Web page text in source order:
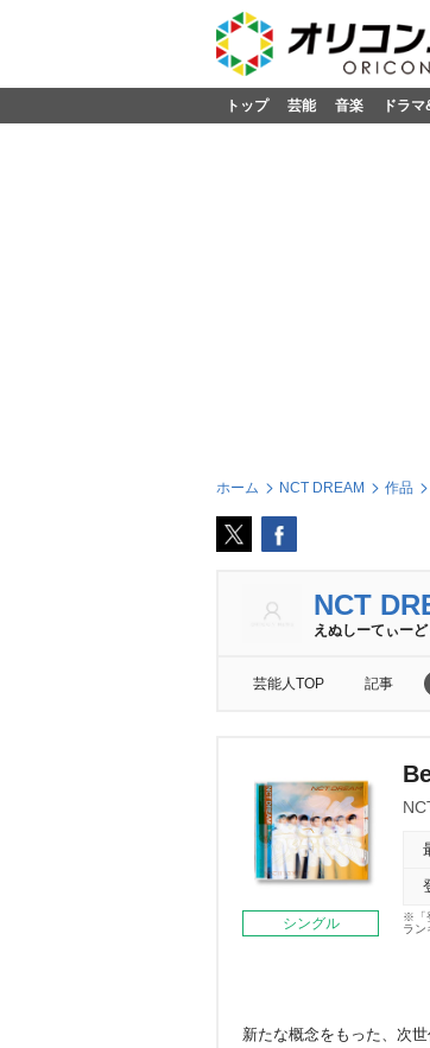
トップ 芸能 音楽 ドラ
ホーム NCT DREAM 作品
NCT
えぬしーてぃー
芸能人TOP 記事
シングル ※「
ラン
新たな概念をもった、次